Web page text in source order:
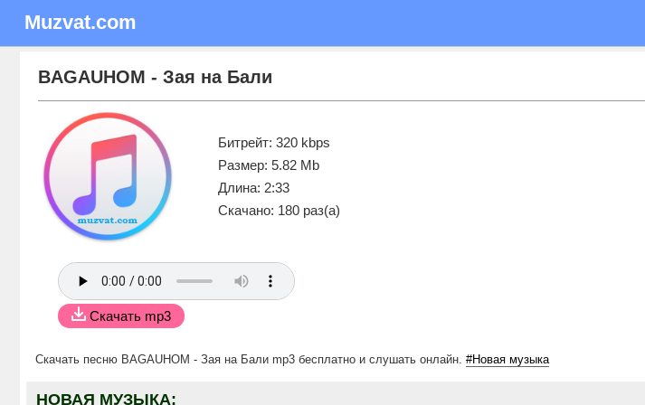
Muzvat.com
BAGAUHOM - Зая на Бали
Битрейт: 320 kbps
Размер: 5.82 Mb
Длина: 2:33
Скачано: 180 раз(а)
Скачать mp3
Скачать песню BAGAUHOM - Зая на Бали mp3 бесплатно и слушать онлайн. #Новая музыка
НОВАЯ МУЗЫКА: